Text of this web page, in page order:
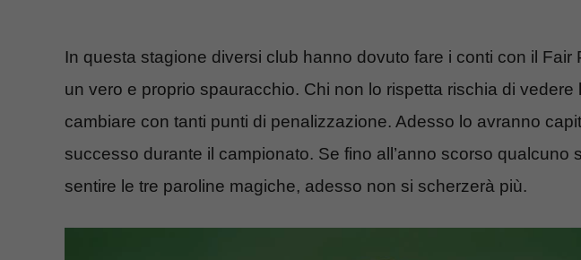
In questa stagione diversi club hanno dovuto fare i conti con il Fair
un vero e proprio spauracchio. Chi non lo rispetta rischia di vedere
cambiare con tanti punti di penalizzazione. Adesso lo avranno
successo durante il campionato. Se fino all’anno scorso qualcuno
sentire le tre paroline magiche, adesso non si scherzerà più.